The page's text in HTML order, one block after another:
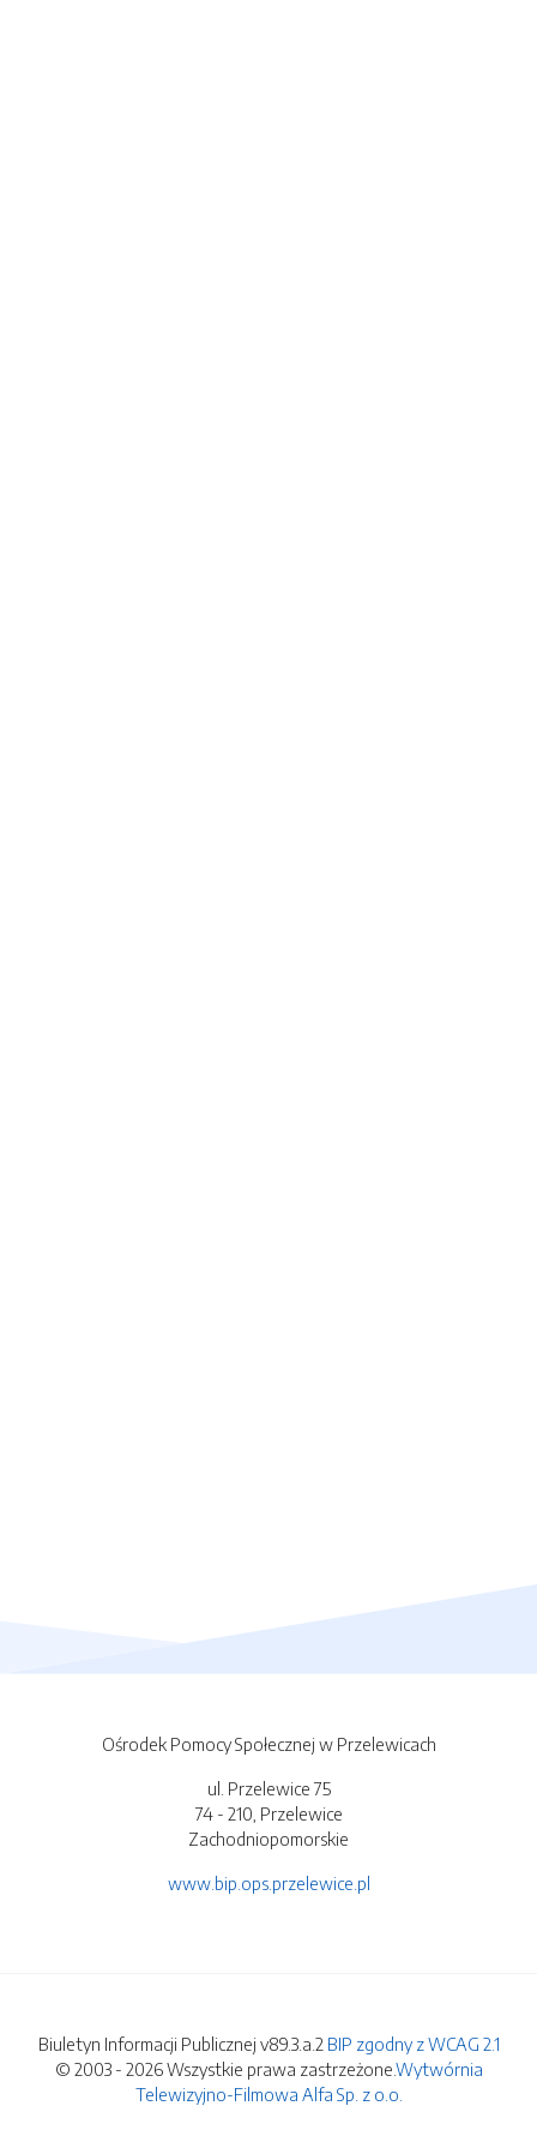
Ośrodek Pomocy Społecznej w Przelewicach
ul. Przelewice 75
74 - 210, Przelewice
Zachodniopomorskie
www.bip.ops.przelewice.pl
Biuletyn Informacji Publicznej v89.3.a.2 BIP zgodny z WCAG 2.1
© 2003 - 2026 Wszystkie prawa zastrzeżone.Wytwórnia
Telewizyjno-Filmowa Alfa Sp. z o.o.